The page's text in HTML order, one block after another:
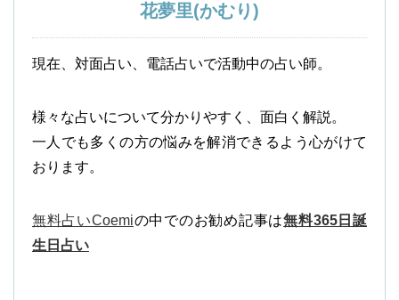
花夢里(かむり)
現在、対面占い、電話占いで活動中の占い師。
様々な占いについて分かりやすく、面白く解説。
一人でも多くの方の悩みを解消できるよう心がけて
おります。
無料占いCoemiの中でのお勧め記事は無料365日誕
生日占い